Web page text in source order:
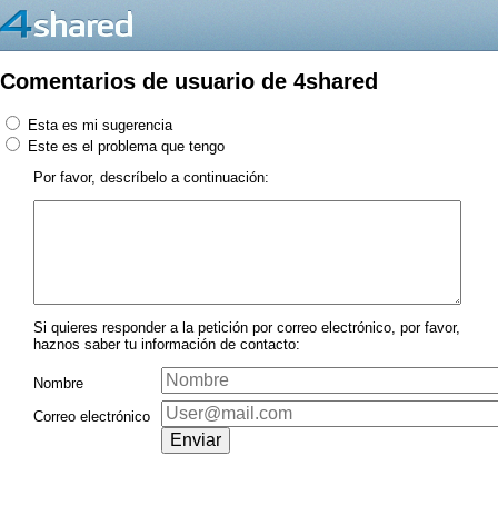
Comentarios de usuario de 4shared
Esta es mi sugerencia
Este es el problema que tengo
Por favor, descríbelo a continuación:
Si quieres responder a la petición por correo electrónico, por favor,
haznos saber tu información de contacto:
Nombre
Correo electrónico